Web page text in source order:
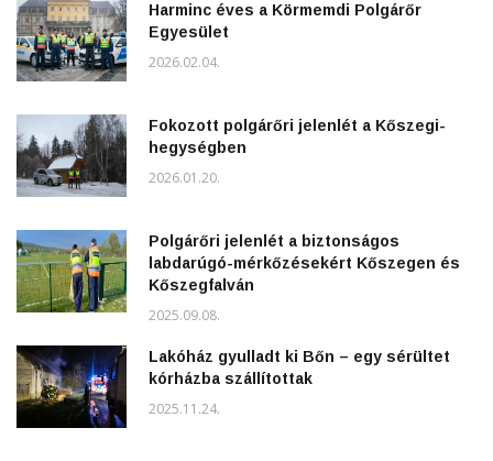
Harminc éves a Körmemdi Polgárőr
Egyesület
2026.02.04.
Fokozott polgárőri jelenlét a Kőszegi-
hegységben
2026.01.20.
Polgárőri jelenlét a biztonságos
labdarúgó-mérkőzésekért Kőszegen és
Kőszegfalván
2025.09.08.
Lakóház gyulladt ki Bőn – egy sérültet
kórházba szállítottak
2025.11.24.